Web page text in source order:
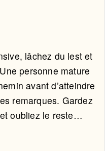
lâchez du lest et
personne mature
avant d’atteindre
remarques. Gardez
oubliez le reste…